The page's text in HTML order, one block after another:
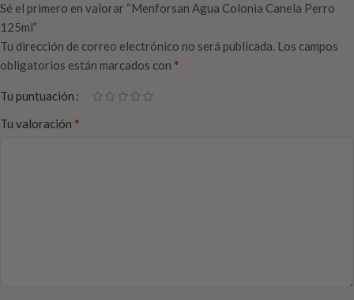
Sé el primero en valorar “Menforsan Agua Colonia Canela Perro
125ml”
Tu dirección de correo electrónico no será publicada. Los campos
obligatorios están marcados con *
Tu puntuación
Tu valoración *